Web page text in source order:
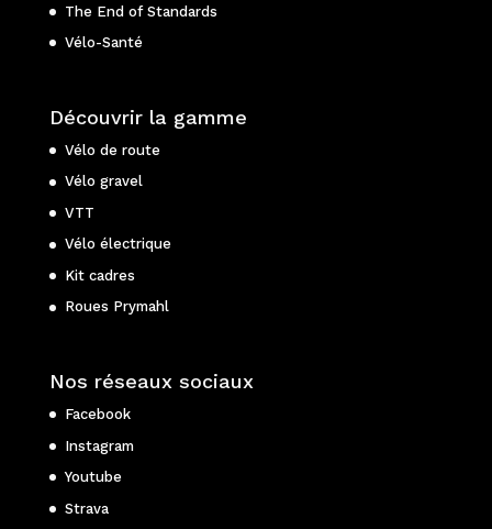
The End of Standards
Vélo-Santé
Découvrir la gamme
Vélo de route
Vélo gravel
VTT
Vélo électrique
Kit cadres
Roues Prymahl
Nos réseaux sociaux
Facebook
Instagram
Youtube
Strava